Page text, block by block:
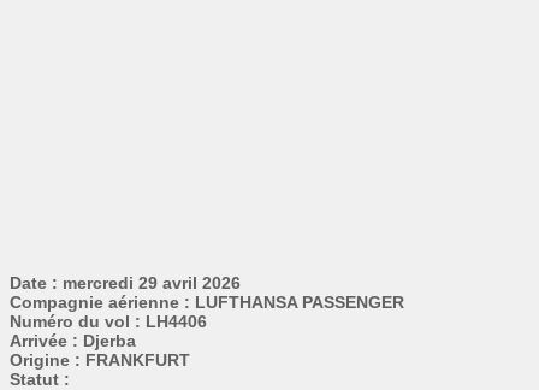
Date : mercredi 29 avril 2026
Compagnie aérienne : LUFTHANSA PASSENGER
Numéro du vol : LH4406
Arrivée : Djerba
Origine : FRANKFURT
Statut :